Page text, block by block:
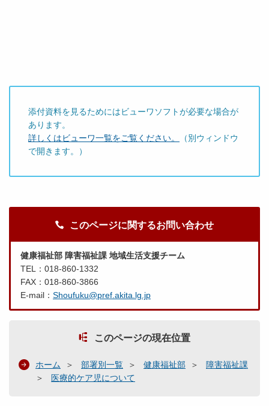
添付資料を見るためにはビューワソフトが必要な場合が
あります。
詳しくはビューワ一覧をご覧ください。
（別ウィンドウ
で開きます。）
このページに関するお問い合わせ
健康福祉部 障害福祉課 地域生活支援チーム
TEL：018-860-1332
FAX：018-860-3866
E-mail： Shoufuku@pref.akita.lg.jp
このページの現在位置
ホーム 部署別一覧 健康福祉部
障害福祉課
医療的ケア児について